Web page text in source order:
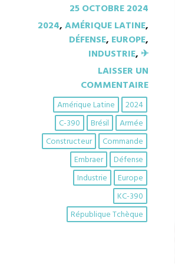
25 OCTOBRE 2024
2024,AMÉRIQUE LATINE,
DÉFENSE, EUROPE,
INDUSTRIE, ✈︎
LAISSER UN
COMMENTAIRE
2024
Amérique Latine
Armée
Brésil
C-390
Commande
Constructeur
Défense
Embraer
Europe
Industrie
KC-390
République Tchèque